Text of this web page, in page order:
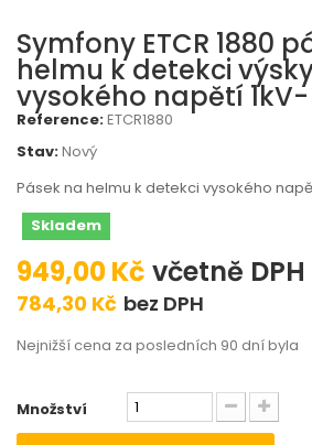
Symfony ETCR 1880
helmu k detekci
vysokého napětí
Reference:ETCR1880
Stav:Nový
Pásek na helmu k detekci vysokého
Skladem
949,00 Kč včetně DPH
784,30 Kč bez DPH
Nejnižší cena za posledních 90 dní byla
Množství